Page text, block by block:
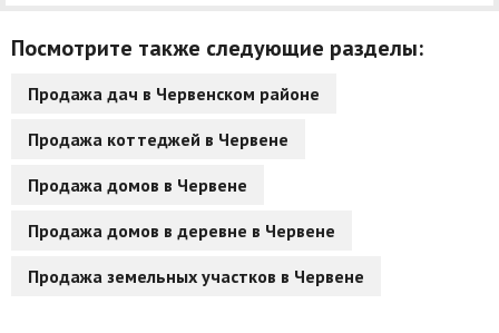
Способы оплаты
Реклама на сайте
Посмотрите также следующие разделы:
Продажа дач в Червенском районе
Продажа коттеджей в Червене
Продажа домов в Червене
Продажа домов в деревне в Червене
Продажа земельных участков в Червене